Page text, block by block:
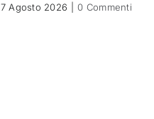
7 Agosto 2026 0 Commenti